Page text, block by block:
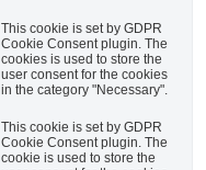
This cookie is set by GDPR
Cookie Consent plugin. The
cookies is used to store the
user consent for the cookies
in the category "Necessary".
This cookie is set by GDPR
Cookie Consent plugin. The
cookie is used to store the